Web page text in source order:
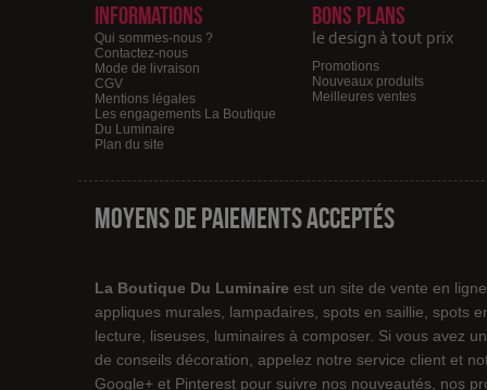
Informations
Qui sommes-nous ?
Contactez-nous
Mode de livraison
CGV
Mentions légales
Les engagements La Boutique
Du Luminaire
Plan du site
Bons plans
le design à tout prix
Promotions
Nouveaux produits
Meilleures ventes
Moyens de paiements acceptés
La Boutique Du Luminaire est un site de vente en
appliques murales, lampadaires, spots en saillie, spots
lecture, liseuses, luminaires à composer. Si vous avez
de conseils décoration, appelez notre service client et
Google+ et Pinterest pour suivre nos nouveautés, nos